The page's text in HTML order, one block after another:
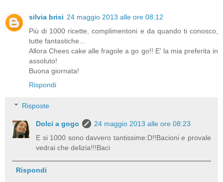
silvia brisi 24 maggio 2013 alle ore 08:12
Più di 1000 ricette, complimentoni e da quando ti conosco,
tutte fantastiche...
Allora Chees cake alle fragole a go go!! E' la mia preferita in
assoluto!
Buona giornata!
Rispondi
Risposte
Dolci a gogo
24 maggio 2013 alle ore 08:23
E si 1000 sono davvero tantissime:D!!Bacioni e provale
vedrai che delizia!!!Baci
Rispondi